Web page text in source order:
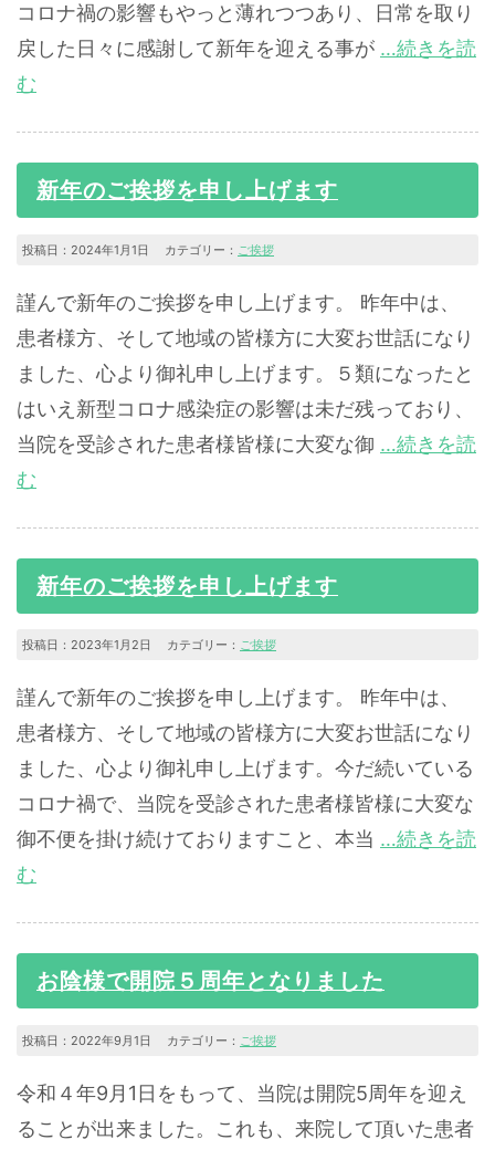
コロナ禍の影響もやっと薄れつつあり、日常を取り
戻した日々に感謝して新年を迎える事が …続きを読
む
新年のご挨拶を申し上げます
投稿日：2024年1月1日 カテゴリー： ご挨拶
謹んで新年のご挨拶を申し上げます。 昨年中は、
患者様方、そして地域の皆様方に大変お世話になり
ました、心より御礼申し上げます。５類になったと
はいえ新型コロナ感染症の影響は未だ残っており、
当院を受診された患者様皆様に大変な御 …続きを読
む
新年のご挨拶を申し上げます
投稿日：2023年1月2日 カテゴリー： ご挨拶
謹んで新年のご挨拶を申し上げます。 昨年中は、
患者様方、そして地域の皆様方に大変お世話になり
ました、心より御礼申し上げます。今だ続いている
コロナ禍で、当院を受診された患者様皆様に大変な
御不便を掛け続けておりますこと、本当 …続きを読
む
お陰様で開院５周年となりました
投稿日：2022年9月1日 カテゴリー： ご挨拶
令和４年9月1日をもって、当院は開院5周年を迎え
ることが出来ました。これも、来院して頂いた患者